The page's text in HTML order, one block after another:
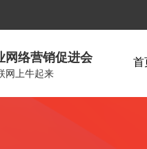
网络营销促进会
网上牛起来